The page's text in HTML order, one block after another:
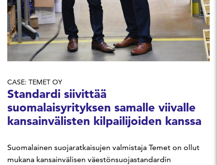
CASE: TEMET OY
Standardi siivittää
suomalaisyrityksen samalle viivalle
kansainvälisten kilpailijoiden kanssa
Suomalainen suojaratkaisujen valmistaja Temet on ollut
mukana kansainvälisen väestönsuojastandardin